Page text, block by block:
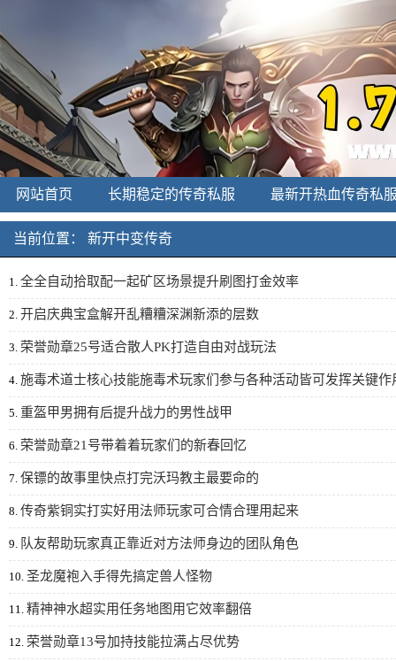
网站首页 长期稳定的传奇私服
最新开热血传奇私
新开中变传奇
刚开一秒私服
传奇发布网
当前位置： 新开中变传奇
1. 全全自动拾取配一起矿区场景提升刷图打金效率
2. 开启庆典宝盒解开乱糟糟深渊新添的层数
3. 荣誉勋章25号适合散人PK打造自由对战玩法
4. 施毒术道士核心技能施毒术玩家们参与各种活动皆可发挥关键作
5. 重盔甲男拥有后提升战力的男性战甲
6. 荣誉勋章21号带着着玩家们的新春回忆
7. 保镖的故事里快点打完沃玛教主最要命的
8. 传奇紫铜实打实好用法师玩家可合情合理用起来
9. 队友帮助玩家真正靠近对方法师身边的团队角色
10. 圣龙魔袍入手得先搞定兽人怪物
11. 精神神水超实用任务地图用它效率翻倍
12. 荣誉勋章13号加持技能拉满占尽优势